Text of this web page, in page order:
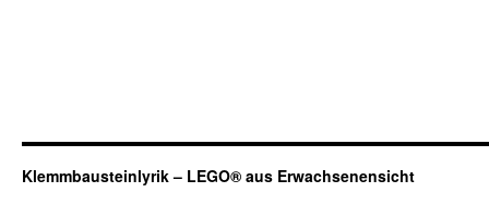
Klemmbausteinlyrik – LEGO® aus Erwachsenensicht